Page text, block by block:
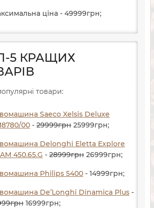
ціна - 49999грн;
5 КРАЩИХ
товари:
Saeco Xelsis Deluxe
00 - 29999грн 25999грн;
Delonghi Eletta Explore
450.65.G - 28999грн 26999грн;
Philips 5400 - 14999грн;
De’Longhi Dinamica Plus -
грн 16999грн;